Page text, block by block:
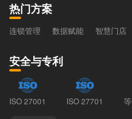
热门方案
连锁管理 数据赋能 智慧门店
安全与专利
ISO 27001 ISO 27701